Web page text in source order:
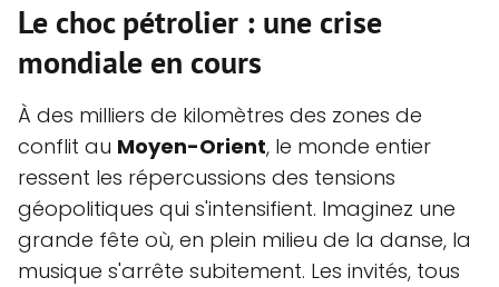
Le choc pétrolier : une crise
mondiale en cours
À des milliers de kilomètres des zones de
conflit au Moyen-Orient, le monde entier
ressent les répercussions des tensions
géopolitiques qui s'intensifient. Imaginez une
grande fête où, en plein milieu de la danse, la
musique s'arrête subitement. Les invités, tous